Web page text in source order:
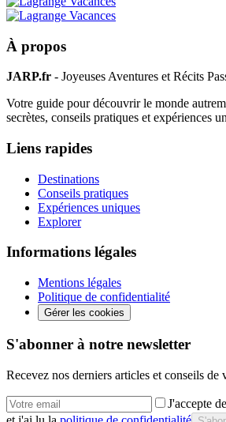
À propos
JARP.fr - Joyeuses Aventures et Récits
Votre guide pour découvrir le monde
secrètes, conseils pratiques et expériences
Liens rapides
Destinations
Conseils pratiques
Expériences uniques
Explorer
Informations légales
Mentions légales
Politique de confidentialité
Gérer les cookies
S'abonner à notre newsletter
Recevez nos derniers articles et conseils de
J'accepte